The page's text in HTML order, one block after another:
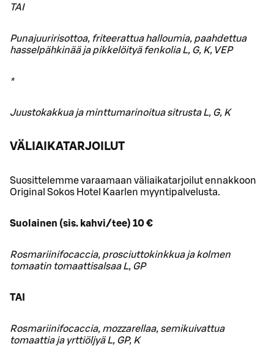
TAI
Punajuuririsottoa, friteerattua halloumia, paahdettua
hasselpähkinää ja pikkelöityä fenkolia L, G, K, VEP
*
Juustokakkua ja minttumarinoitua sitrusta L, G, K
VÄLIAIKATARJOILUT
Suosittelemme varaamaan väliaikatarjoilut ennakkoon
Original Sokos Hotel Kaarlen myyntipalvelusta.
Suolainen (sis. kahvi/tee) 10 €
Rosmariinifocaccia, prosciuttokinkkua ja kolmen
tomaatin tomaattisalsaa L, GP
TAI
Rosmariinifocaccia, mozzarellaa, semikuivattua
tomaattia ja yrttiöljyä L, GP, K